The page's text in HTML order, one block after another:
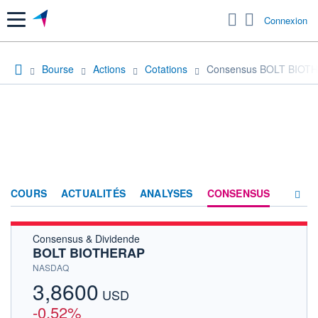
Menu Connexion
Bourse Actions Cotations Consensus BOLT
COURS ACTUALITÉS ANALYSES CONSENSUS
Consensus & Dividende
BOLT BIOTHERAP
NASDAQ
3,8600 USD
-0,52%